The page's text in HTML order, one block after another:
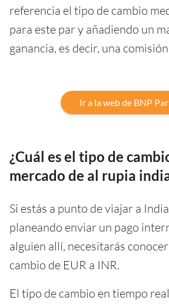
referencia el tipo de cambio
para este par y añadiendo un
ganancia, es decir, una
Ir a la web de BNP
¿Cuál es el tipo de
mercado de al rupia
Si estás a punto de viajar a
planeando enviar un pago
alguien allí, necesitarás
cambio de EUR a INR.
El tipo de cambio en tiempo